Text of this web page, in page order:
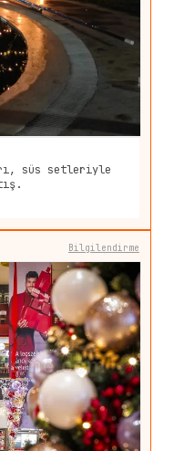
süs setleriyle
Bilgilendirme